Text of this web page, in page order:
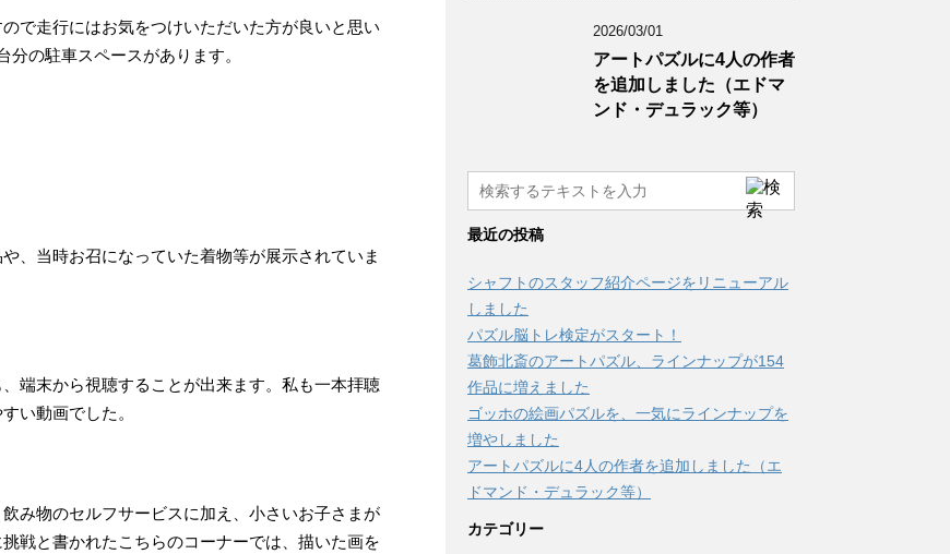
で走行にはお気をつけいただいた方が良いと思い
の駐車スペースがあります。
、当時お召になっていた着物等が展示されていま
端末から視聴することが出来ます。私も一本拝聴
い動画でした。
み物のセルフサービスに加え、小さいお子さまが
戦と書かれたこちらのコーナーでは、描いた画を
2026/03/01
アートパズルに4人の作者
を追加しました（エドマ
ンド・デュラック等）
最近の投稿
シャフトのスタッフ紹介ページをリニューアル
しました
パズル脳トレ検定がスタート！
葛飾北斎のアートパズル、ラインナップが154
作品に増えました
ゴッホの絵画パズルを、一気にラインナップを
増やしました
アートパズルに4人の作者を追加しました（エ
ドマンド・デュラック等）
カテゴリー